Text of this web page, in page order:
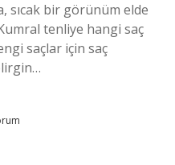
sıcak bir görünüm elde
tenliye hangi saç
saçlar için saç